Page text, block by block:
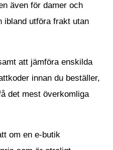
även för damer och
ibland utföra frakt utan
att jämföra enskilda
innan du beställer,
det mest överkomliga
om en e-butik